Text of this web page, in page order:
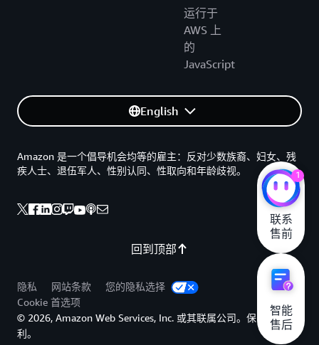
运行于
AWS 上
的
JavaScript
English
回到顶部
Amazon 是一个倡导机会均等的雇主：反对少数族裔、妇女、残
疾人士、退伍军人、性别认同、性取向和年龄歧视。
隐私 网站条款
您的隐私选择
Cookie 首选项
© 2026, Amazon Web Services, Inc. 或其联属公司。保留所有权
利。
1
联系
售前
智能
售后